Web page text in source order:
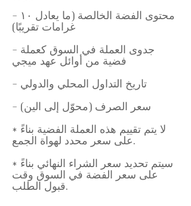
- محتوى الفضة الخالصة (ما يعادل ١٠
غرامات تقريبًا)
- جدوى العملة في السوق كعملة
فضية من أوائل عهد ميجي
- تاريخ التداول المحلي والدولي
- سعر الصرف (محوّل إلى الين)
* لا يتم تقييم هذه العملة الفضية بناءً
على سعر محدد لهواة الجمع.
* سيتم تحديد سعر الشراء النهائي بناءً
على سعر الفضة في السوق وقت
قبول الطلب.